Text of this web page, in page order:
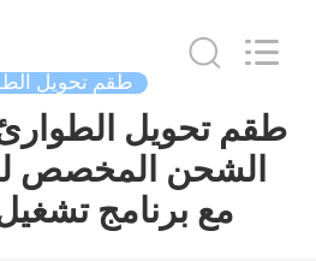
الصفحة
الرئيسية
Technology
Co.,Ltd.
طقم تحويل
طقم تحويل الطوارئ
مع برنامج